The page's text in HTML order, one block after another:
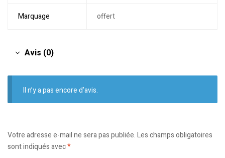
Marquage offert
Avis (0)
Il n’y a pas encore d’avis.
Votre adresse e-mail ne sera pas publiée.Les champs obligatoires
sont indiqués avec*